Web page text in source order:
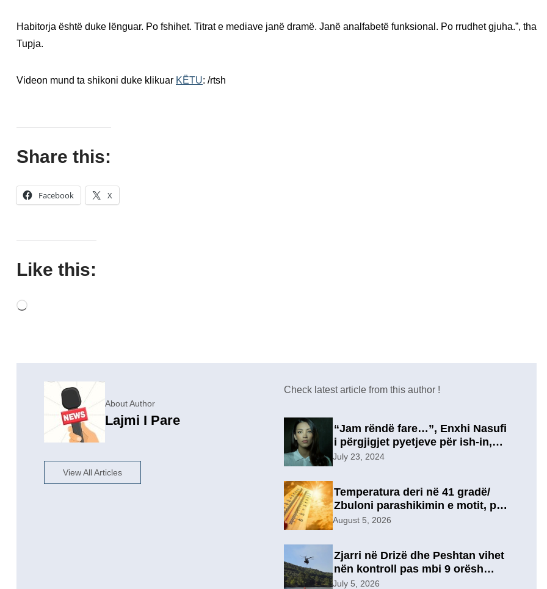
Habitorja është duke lënguar. Po fshihet. Titrat e mediave janë dramë. Janë analfabetë funksional. Po rrudhet gjuha.”, tha
Tupja.
Videon mund ta shikoni duke klikuar KËTU: /rtsh
Share this:
Facebook X
Like this:
About Author
Lajmi I Pare
View All Articles
Check latest article from this author !
“Jam rëndë fare…”, Enxhi Nasufi
i përgjigjet pyetjeve për ish-in,
pas përfundimit të marrëdhënies
July 23, 2024
Temperatura deri në 41 gradë/
Zbuloni parashikimin e motit, për
sot
August 5, 2026
Zjarri në Drizë dhe Peshtan vihet
nën kontroll pas mbi 9 orësh
operacion, u evakuuan
July 5, 2026